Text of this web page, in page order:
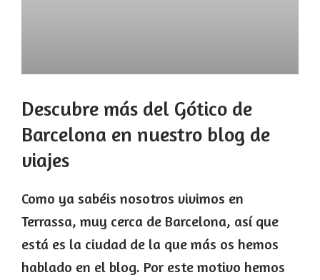
Descubre más del Gótico de
Barcelona en nuestro blog de
viajes
Como ya sabéis nosotros vivimos en
Terrassa, muy cerca de Barcelona, así que
está es la ciudad de la que más os hemos
hablado en el blog. Por este motivo hemos